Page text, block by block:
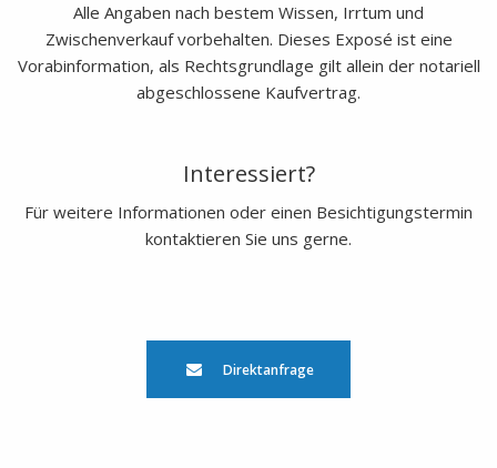
Alle Angaben nach bestem Wissen, Irrtum und
Zwischenverkauf vorbehalten. Dieses Exposé ist eine
Vorabinformation, als Rechtsgrundlage gilt allein der notariell
abgeschlossene Kaufvertrag.
Interessiert?
Für weitere Informationen oder einen Besichtigungstermin
kontaktieren Sie uns gerne.
Direktanfrage